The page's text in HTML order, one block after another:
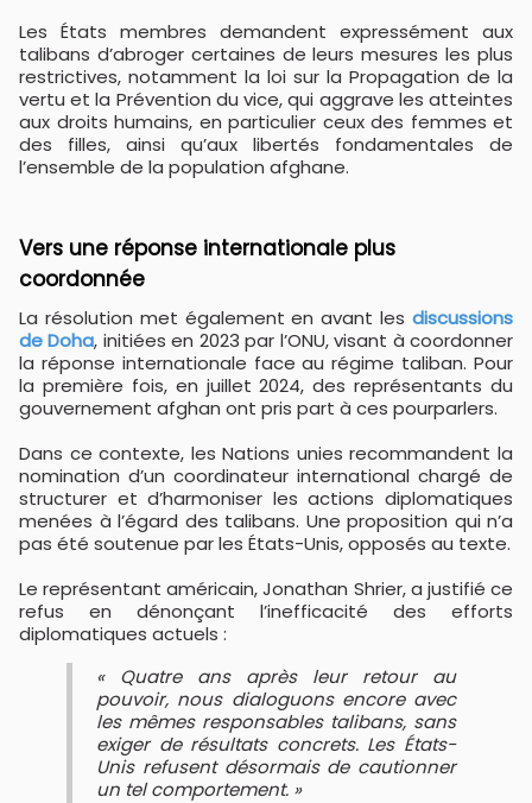
Les États membres demandent expressément aux
talibans d’abroger certaines de leurs mesures les plus
restrictives, notamment la loi sur la Propagation de la
vertu et la Prévention du vice, qui aggrave les atteintes
aux droits humains, en particulier ceux des femmes et
des filles, ainsi qu’aux libertés fondamentales de
l’ensemble de la population afghane.
Vers une réponse internationale plus
coordonnée
La résolution met également en avant les discussions
de Doha, initiées en 2023 par l’ONU, visant à coordonner
la réponse internationale face au régime taliban. Pour
la première fois, en juillet 2024, des représentants du
gouvernement afghan ont pris part à ces pourparlers.
Dans ce contexte, les Nations unies recommandent la
nomination d’un coordinateur international chargé de
structurer et d’harmoniser les actions diplomatiques
menées à l’égard des talibans. Une proposition qui n’a
pas été soutenue par les États-Unis, opposés au texte.
Le représentant américain, Jonathan Shrier, a justifié ce
refus en dénonçant l’inefficacité des efforts
diplomatiques actuels :
« Quatre ans après leur retour au
pouvoir, nous dialoguons encore avec
les mêmes responsables talibans, sans
exiger de résultats concrets. Les États-
Unis refusent désormais de cautionner
un tel comportement. »